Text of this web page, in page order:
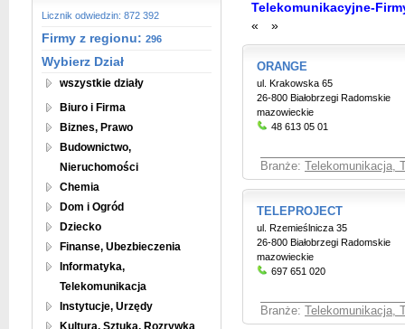
Licznik odwiedzin: 872 392
Firmy z regionu: 296
Wybierz Dział
wszystkie działy
Biuro i Firma
Biznes, Prawo
Budownictwo,
Nieruchomości
Chemia
Dom i Ogród
Dziecko
Finanse, Ubezbieczenia
Informatyka,
Telekomunikacja
Instytucje, Urzędy
Kultura, Sztuka, Rozrywka
Telekomunikacyjne-
«
»
ORANGE
ul. Krakowska 65
26-800 Białobrzegi Radomskie
mazowieckie
48 613 05 01
Branże: Telekomunikacja,
TELEPROJECT
ul. Rzemieślnicza 35
26-800 Białobrzegi Radomskie
mazowieckie
697 651 020
Branże: Telekomunikacja,